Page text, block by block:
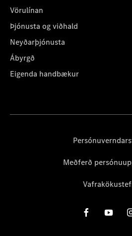
Vörulínan
Þjónusta og viðhald
Neyðarþjónusta
Ábyrgð
Eigenda handbækur
Meðferð